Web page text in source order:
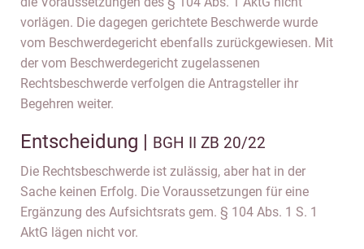
vorlägen. Die dagegen gerichtete Beschwerde wurde
vom Beschwerdegericht ebenfalls zurückgewiesen. Mit
der vom Beschwerdegericht zugelassenen
Rechtsbeschwerde verfolgen die Antragsteller ihr
Begehren weiter.
Entscheidung | BGH II ZB 20/22
Die Rechtsbeschwerde ist zulässig, aber hat in der
Sache keinen Erfolg. Die Voraussetzungen für eine
Ergänzung des Aufsichtsrats gem. § 104 Abs. 1 S. 1
AktG lägen nicht vor.